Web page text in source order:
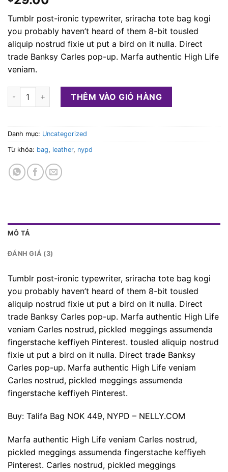
5 dựa
giá
Tumblr post-ironic typewriter, sriracha tote bag kogi
you probably haven’t heard of them 8-bit tousled
aliquip nostrud fixie ut put a bird on it nulla. Direct
trade Banksy Carles pop-up. Marfa authentic High Life
veniam.
Talifa Bag , NYPD số lượngTHÊM VÀO GIỎ HÀNG
Danh mục: Uncategorized
Từ khóa: bag, leather, nypd
MÔ TẢ
ĐÁNH GIÁ (3)
Tumblr post-ironic typewriter, sriracha tote bag kogi
you probably haven’t heard of them 8-bit tousled
aliquip nostrud fixie ut put a bird on it nulla. Direct
trade Banksy Carles pop-up. Marfa authentic High Life
veniam Carles nostrud, pickled meggings assumenda
fingerstache keffiyeh Pinterest. tousled aliquip nostrud
fixie ut put a bird on it nulla. Direct trade Banksy
Carles pop-up. Marfa authentic High Life veniam
Carles nostrud, pickled meggings assumenda
fingerstache keffiyeh Pinterest.
Buy: Talifa Bag NOK 449, NYPD – NELLY.COM
Marfa authentic High Life veniam Carles nostrud,
pickled meggings assumenda fingerstache keffiyeh
Pinterest. Carles nostrud, pickled meggings